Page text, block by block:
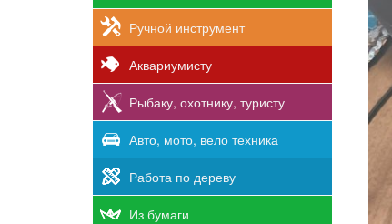
Ручной инструмент
Аквариумисту
Рыбаку, охотнику, туристу
Авто, мото, вело техника
Работа по дереву
Из бумаги